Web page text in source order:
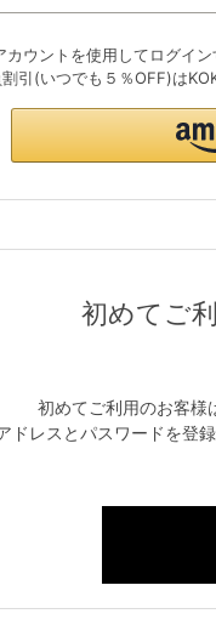
初めてご
初めてご利用のお客様
ドレスとパスワードを登